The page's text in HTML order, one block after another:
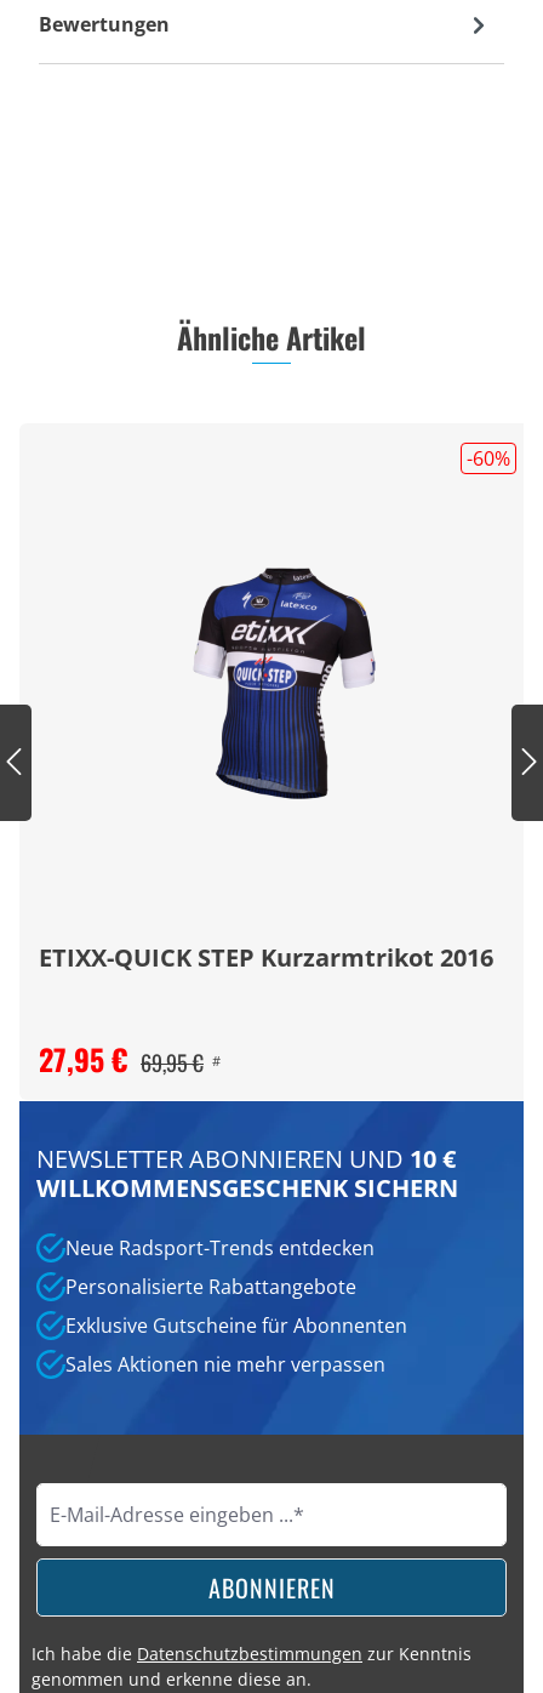
Bewertungen
Ähnliche Artikel
-60%
ETIXX-QUICK STEP Kurzarmtrikot 2016
27,95 € 69,95 € #
NEWSLETTER ABONNIEREN UND 10 €
WILLKOMMENSGESCHENK SICHERN
Neue Radsport-Trends entdecken
Personalisierte Rabattangebote
Exklusive Gutscheine für Abonnenten
Sales Aktionen nie mehr verpassen
ABONNIEREN
Ich habe die Datenschutzbestimmungen zur Kenntnis
genommen und erkenne diese an.